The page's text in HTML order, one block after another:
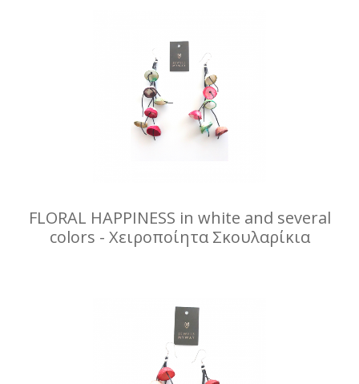
FLORAL HAPPINESS in white and several
colors - Χειροποίητα Σκουλαρίκια